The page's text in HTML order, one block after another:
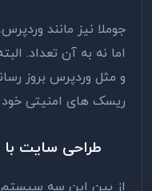
جوملا نیز مانند
اما نه به آن تعداد.
و مثل وردپرس بروز
ریسک های امنیتی خود
طراحی سایت با